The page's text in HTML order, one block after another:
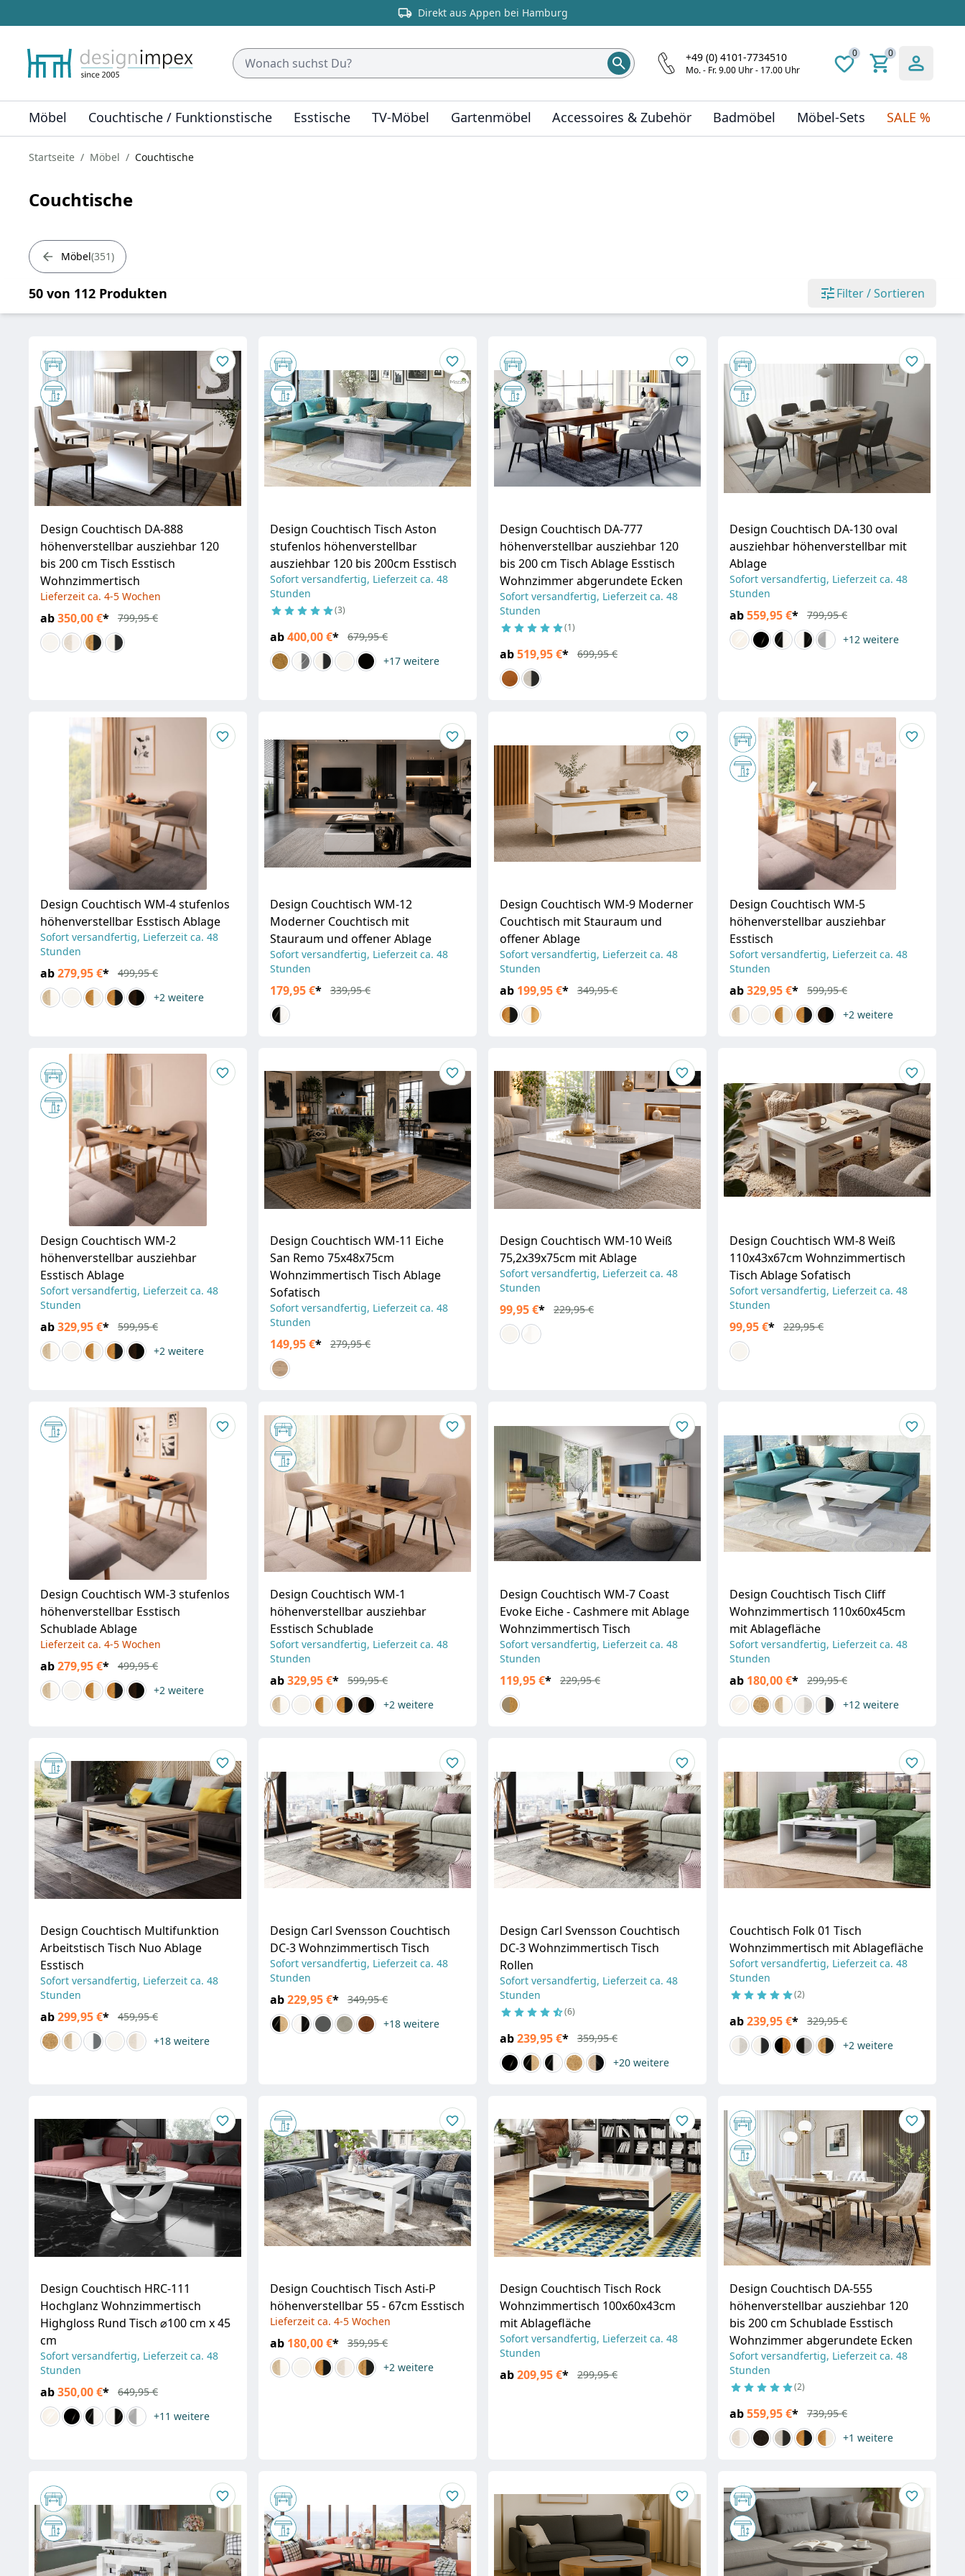
Direkt aus Appen bei Hamburg
+49 (0) 4101-7734510
Mo. - Fr. 9.00 Uhr - 17.00 Uhr
0 0
Möbel Couchtische / Funktionstische Esstische TV-Möbel Gartenmöbel Accessoires & Zubehör Badmöbel Möbel-Sets SALE %
Startseite Möbel Couchtische
Couchtische
Möbel 351
50 von 112 Produkten Filter / Sortieren
Design Couchtisch DA-888
höhenverstellbar ausziehbar 120
bis 200 cm Tisch Esstisch
Wohnzimmertisch
Lieferzeit ca. 4-5 Wochen
ab350,00 €* 799,95 €
Design Couchtisch Tisch Aston
stufenlos höhenverstellbar
ausziehbar 120 bis 200cm Esstisch
Sofort versandfertig, Lieferzeit ca. 48
Stunden
3
ab400,00 €*
679,95 €
+17 weitere
Design Couchtisch DA-777
höhenverstellbar ausziehbar 120
bis 200 cm Tisch Ablage Esstisch
Wohnzimmer abgerundete Ecken
Sofort versandfertig, Lieferzeit ca. 48
Stunden
1
ab519,95 €* 699,95 €
Design Couchtisch DA-130 oval
ausziehbar höhenverstellbar mit
Ablage
Sofort versandfertig, Lieferzeit ca. 48
Stunden
ab559,95 €*
799,95 €
+12 weitere
Design Couchtisch WM-4 stufenlos
höhenverstellbar Esstisch Ablage
Sofort versandfertig, Lieferzeit ca. 48
Stunden
ab279,95 €*
499,95 €
+2 weitere
Design Couchtisch WM-12
Moderner Couchtisch mit
Stauraum und offener Ablage
Sofort versandfertig, Lieferzeit ca. 48
Stunden
179,95 €* 339,95 €
Design Couchtisch WM-9 Moderner
Couchtisch mit Stauraum und
offener Ablage
Sofort versandfertig, Lieferzeit ca. 48
Stunden
ab 199,95 €* 349,95 €
Design Couchtisch WM-5
höhenverstellbar ausziehbar
Esstisch
Sofort versandfertig, Lieferzeit ca. 48
Stunden
ab329,95 €*
599,95 €
+2 weitere
Design Couchtisch WM-2
höhenverstellbar ausziehbar
Esstisch Ablage
Sofort versandfertig, Lieferzeit ca. 48
Stunden
ab329,95 €*
599,95 €
+2 weitere
Design Couchtisch WM-11 Eiche
San Remo 75x48x75cm
Wohnzimmertisch Tisch Ablage
Sofatisch
Sofort versandfertig, Lieferzeit ca. 48
Stunden
149,95 €* 279,95 €
Design Couchtisch WM-10 Weiß
75,2x39x75cm mit Ablage
Sofort versandfertig, Lieferzeit ca. 48
Stunden
99,95 €* 229,95 €
Design Couchtisch WM-8 Weiß
110x43x67cm Wohnzimmertisch
Tisch Ablage Sofatisch
Sofort versandfertig, Lieferzeit ca. 48
Stunden
99,95 €* 229,95 €
Design Couchtisch WM-3 stufenlos
höhenverstellbar Esstisch
Schublade Ablage
Lieferzeit ca. 4-5 Wochen
ab279,95 €*
499,95 €
+2 weitere
Design Couchtisch WM-1
höhenverstellbar ausziehbar
Esstisch Schublade
Sofort versandfertig, Lieferzeit ca. 48
Stunden
ab329,95 €*
599,95 €
+2 weitere
Design Couchtisch WM-7 Coast
Evoke Eiche - Cashmere mit Ablage
Wohnzimmertisch Tisch
Sofort versandfertig, Lieferzeit ca. 48
Stunden
119,95 €* 229,95 €
Design Couchtisch Tisch Cliff
Wohnzimmertisch 110x60x45cm
mit Ablagefläche
Sofort versandfertig, Lieferzeit ca. 48
Stunden
ab 180,00 €*
299,95 €
+12 weitere
Design Couchtisch Multifunktion
Arbeitstisch Tisch Nuo Ablage
Esstisch
Sofort versandfertig, Lieferzeit ca. 48
Stunden
ab299,95 €*
459,95 €
+18 weitere
Design Carl Svensson Couchtisch
DC-3 Wohnzimmertisch Tisch
Sofort versandfertig, Lieferzeit ca. 48
Stunden
ab229,95 €*
349,95 €
+18 weitere
Design Carl Svensson Couchtisch
DC-3 Wohnzimmertisch Tisch
Rollen
Sofort versandfertig, Lieferzeit ca. 48
Stunden
6
ab239,95 €*
359,95 €
+20 weitere
Couchtisch Folk 01 Tisch
Wohnzimmertisch mit Ablagefläche
Sofort versandfertig, Lieferzeit ca. 48
Stunden
2
ab239,95 €*
329,95 €
+2 weitere
Design Couchtisch HRC-111
Hochglanz Wohnzimmertisch
Highgloss Rund Tisch ⌀100 cm x 45
cm
Sofort versandfertig, Lieferzeit ca. 48
Stunden
ab350,00 €*
649,95 €
+11 weitere
Design Couchtisch Tisch Asti-P
höhenverstellbar 55 - 67cm Esstisch
Lieferzeit ca. 4-5 Wochen
ab 180,00 €*
359,95 €
+2 weitere
Design Couchtisch Tisch Rock
Wohnzimmertisch 100x60x43cm
mit Ablagefläche
Sofort versandfertig, Lieferzeit ca. 48
Stunden
ab209,95 €* 299,95 €
Design Couchtisch DA-555
höhenverstellbar ausziehbar 120
bis 200 cm Schublade Esstisch
Wohnzimmer abgerundete Ecken
Sofort versandfertig, Lieferzeit ca. 48
Stunden
2
ab559,95 €*
739,95 €
+1 weitere